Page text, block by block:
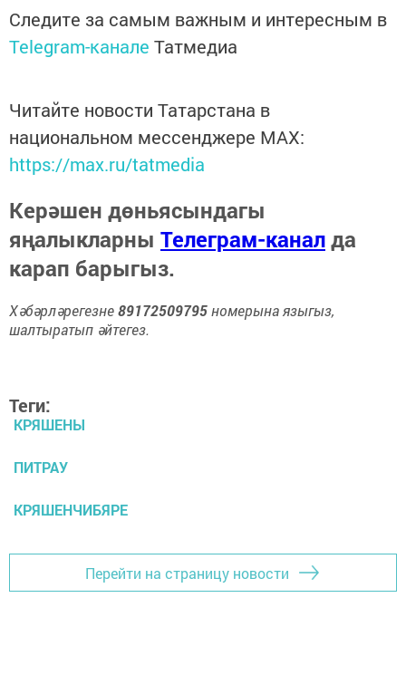
Следите за самым важным и интересным в
Telegram-канале Татмедиа
Читайте новости Татарстана в
национальном мессенджере MАХ:
https://max.ru/tatmedia
Керәшен дөньясындагы
яңалыкларны Телеграм-каналда
карап барыгыз.
Хәбәрләрегезне89172509795номерына языгыз,
шалтыратып әйтегез.
Теги:
КРЯШЕНЫ
ПИТРАУ
КРЯШЕНЧИБЯРЕ
Перейти на страницу новости